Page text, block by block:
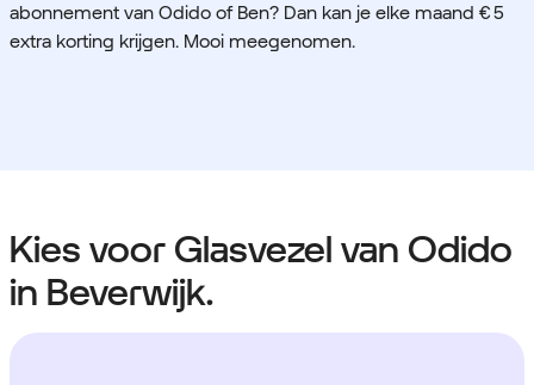
abonnement van Odido of Ben? Dan kan je elke maand € 5
extra korting krijgen. Mooi meegenomen.
Kies voor Glasvezel van Odido
in Beverwijk.